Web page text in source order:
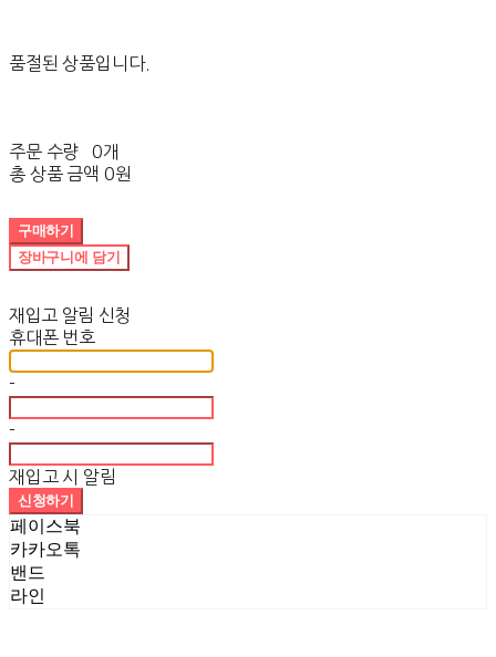
품절된 상품입니다.
주문 수량
0개
총 상품 금액 0원
구매하기
장바구니에 담기
재입고 알림 신청
휴대폰 번호
-
-
재입고 시 알림
신청하기
페이스북
카카오톡
밴드
라인